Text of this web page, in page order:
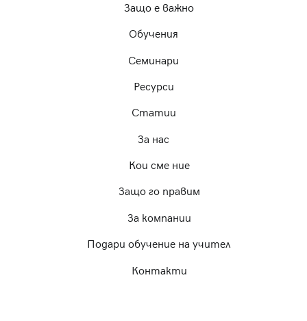
Защо е важно
Обучения
Семинари
Ресурси
Статии
За нас
Кои сме ние
Защо го правим
За компании
Подари обучение на учител
Контакти